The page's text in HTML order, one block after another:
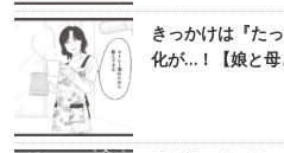
きっかけは『た
化が…！【娘と